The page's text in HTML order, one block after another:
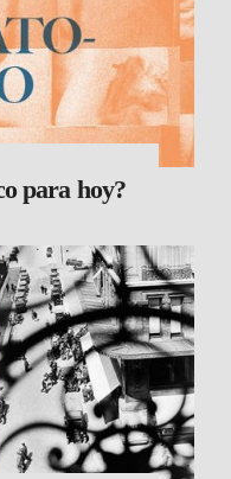
para hoy?